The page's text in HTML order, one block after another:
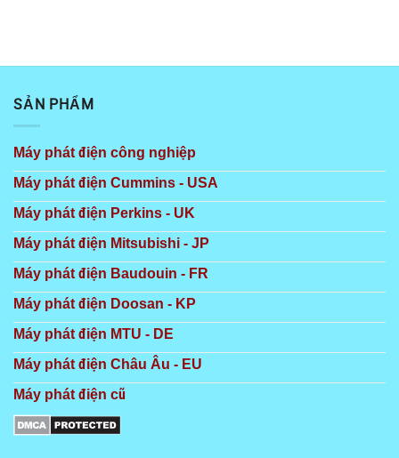
SẢN PHẨM
Máy phát điện công nghiệp
Máy phát điện Cummins - USA
Máy phát điện Perkins - UK
Máy phát điện Mitsubishi - JP
Máy phát điện Baudouin - FR
Máy phát điện Doosan - KP
Máy phát điện MTU - DE
Máy phát điện Châu Âu - EU
Máy phát điện cũ